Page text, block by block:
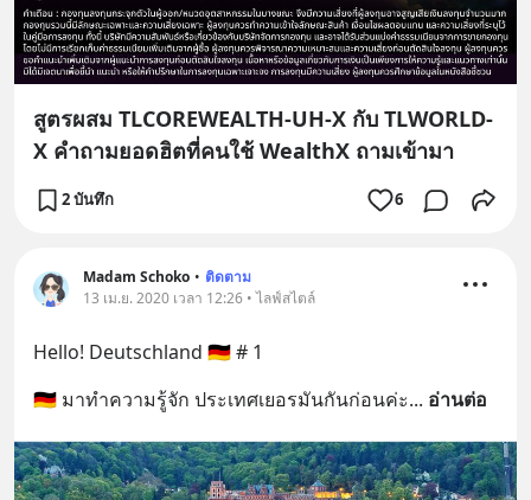
สูตรผสม TLCOREWEALTH-UH-X กับ TLWORLD-
X คำถามยอดฮิตที่คนใช้ WealthX ถามเข้ามา
2 บันทึก 6
Madam Schoko • ติดตาม
13 เม.ย. 2020 เวลา 12:26 • ไลฟ์สไตล์
Hello! Deutschland 🇩🇪 # 1
🇩🇪 มาทำความรู้จัก ประเทศเยอรมันกันก่อนค่ะ... อ่านต่อ